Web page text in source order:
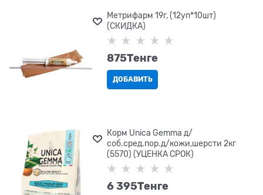
Метрифарм 19г, (12уп*10шт)
(СКИДКА)
875Tенге
ДОБАВИТЬ
Корм Unica Gemma д/
соб.сред.пор.д/кожи,шерсти 2кг
(5570) (УЦЕНКА СРОК)
6 395Tенге